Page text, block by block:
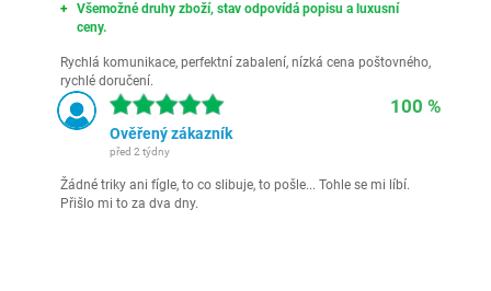
Všemožné druhy zboží, stav odpovídá popisu a luxusní
ceny.
Rychlá komunikace, perfektní zabalení, nízká cena poštovného,
rychlé doručení.
100 %
Ověřený zákazník
před 2 týdny
Žádné triky ani fígle, to co slibuje, to pošle... Tohle se mi líbí.
Přišlo mi to za dva dny.